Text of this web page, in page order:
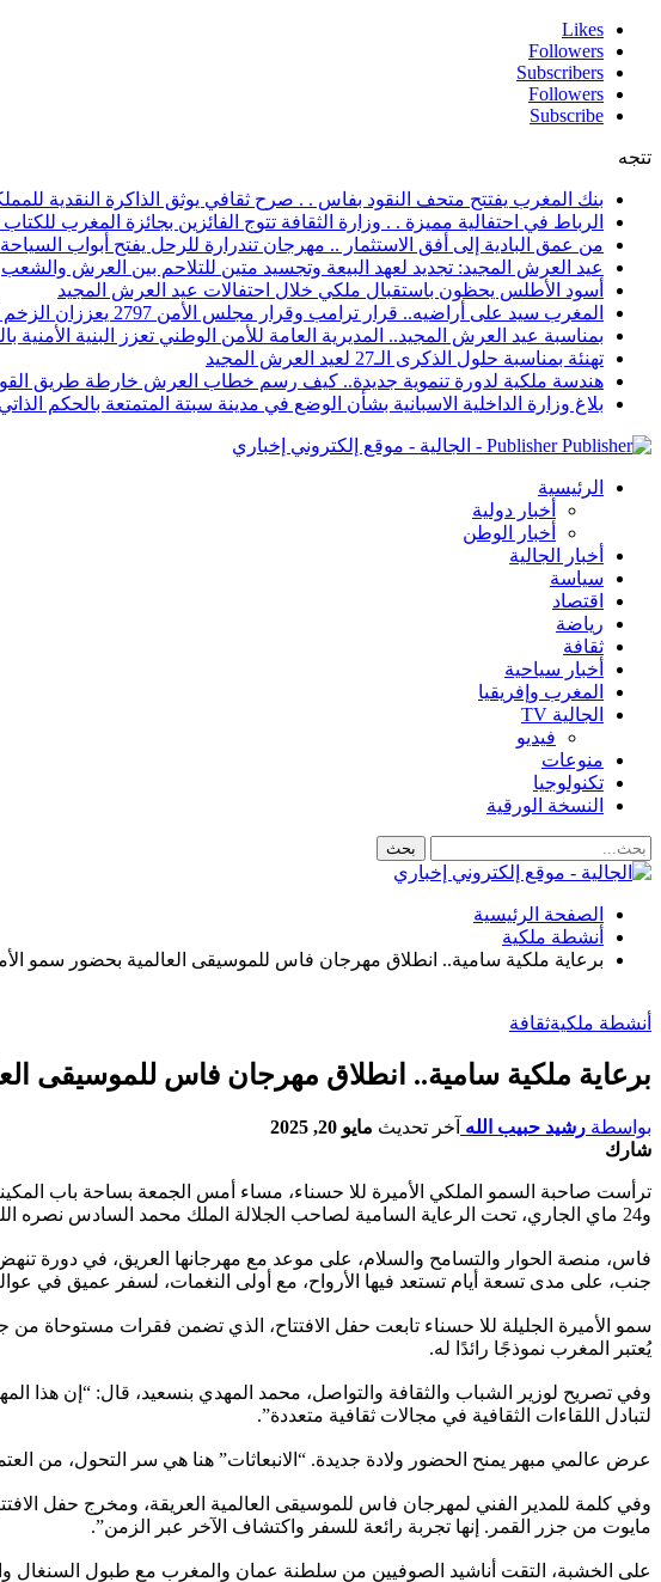
Likes
Followers
Subscribers
Followers
Subscribe
تتجه
بنك المغرب يفتتح متحف النقود بفاس . . صرح ثقافي يوثق الذاكرة النقدية
الرباط في احتفالية مميزة . . وزارة الثقافة تتوج الفائزين بجائزة المغرب للكتاب
من عمق البادية إلى أفق الاستثمار .. مهرجان تندرارة للرحل يفتح أبواب السياحة
عيد العرش المجيد: تجديد لعهد البيعة وتجسيد متين للتلاحم بين العرش والشعب
أسود الأطلس يحظون باستقبال ملكي خلال احتفالات عيد العرش المجيد
المغرب سيد على أراضيه.. قرار ترامب وقرار مجلس الأمن 2797 يعززان الزخم الدبلوماسي
بمناسبة عيد العرش المجيد.. المديرية العامة للأمن الوطني تعزز البنية الأمنية
تهنئة بمناسبة حلول الذكرى الـ27 لعيد العرش المجيد
هندسة ملكية لدورة تنموية جديدة.. كيف رسم خطاب العرش خارطة طريق القوة
بلاغ وزارة الداخلية الاسبانية بشأن الوضع في مدينة سبتة المتمتعة بالحكم الذاتي
Publisher - الجالية - موقع إلكتروني إخباري
الرئيسية
أخبار دولية
أخبار الوطن
أخبار الجالية
سياسة
اقتصاد
رياضة
ثقافة
أخبار سياحية
المغرب وإفريقيا
الجالية TV
فيديو
منوعات
تكنولوجيا
النسخة الورقية
الصفحة الرئيسية
أنشطة ملكية
برعاية ملكية سامية.. انطلاق مهرجان فاس للموسيقى العالمية بحضور سمو
أنشطة ملكيةثقافة
برعاية ملكية سامية.. انطلاق مهرجان فاس للموسيقى
بواسطة رشيد حبيب الله آخر تحديث مايو 20, 2025
شارك
و24 ماي الجاري، تحت الرعاية السامية لصاحب الجلالة الملك محمد السادس نصره الله، وذلك تحت شعار: “الانبعاثات”.
فاس، منصة الحوار والتسامح والسلام، على موعد مع مهرجانها العريق، في دورة
جنب، على مدى تسعة أيام تستعد فيها الأرواح، مع أولى النغمات، لسفر عميق في
سمو الأميرة الجليلة للا حسناء تابعت حفل الافتتاح، الذي تضمن فقرات مستوحاة من
يُعتبر المغرب نموذجًا رائدًا له.
وفي تصريح لوزير الشباب والثقافة والتواصل، محمد المهدي بنسعيد، قال: “إن هذا
لتبادل اللقاءات الثقافية في مجالات ثقافية متعددة”.
عرض عالمي مبهر يمنح الحضور ولادة جديدة. “الانبعاثات” هنا هي سر التحول، من
وفي كلمة للمدير الفني لمهرجان فاس للموسيقى العالمية العريقة، ومخرج حفل
مايوت من جزر القمر. إنها تجربة رائعة للسفر واكتشاف الآخر عبر الزمن”.
على الخشبة، التقت أناشيد الصوفيين من سلطنة عمان والمغرب مع طبول السنغال